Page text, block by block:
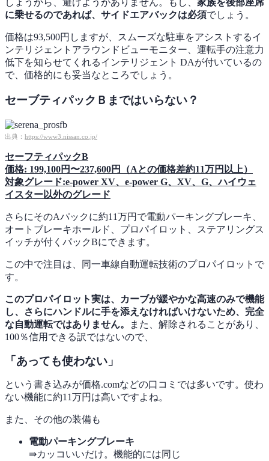
に乗せるのであれば、サイドエアバックは必須でしょう。
価格は93,500円しますが、スムーズな駐車をアシストするイ
ンテリジェントアラウンドビューモニター、運転手の注意力
低下を知らせてくれるインテリジェント DAが付いているの
で、価格的にも妥当なところでしょう。
セーブティパックＢまではいらない？
出典： https://www3.nissan.co.jp/
セーフティパックB
価格: 199,100円〜237,600円（Aとの価格差約11万円以上）
対象グレード:e-power XV、e-power G、XV、G、ハイウェ
イスター以外のグレード
さらにそのAパックに約11万円で電動パーキングブレーキ、
オートブレーキホールド、プロパイロット、ステアリングス
イッチが付くパックBにできます。
この中で注目は、同一車線自動運転技術のプロパイロットで
す。
このプロパイロット実は、カーブが緩やかな高速のみで機能
し、さらにハンドルに手を添えなければいけないため、完全
な自動運転ではありません。
また、解除されることがあり、
100％信用できる訳ではないので、
「あっても使わない」
という書き込みが価格.comなどの口コミでは多いです。使わ
ない機能に約11万円は高いですよね。
また、その他の装備も
電動パーキングブレーキ
⇛カッコいいだけ。機能的には同じ